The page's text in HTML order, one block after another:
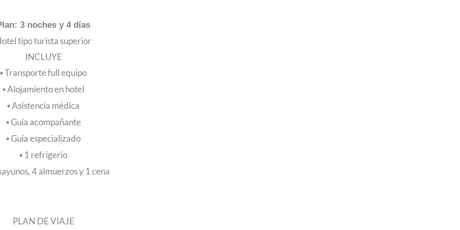
3 noches y 4 días
tipo turista superior
INCLUYE
•Transporte full equipo
•Alojamiento en hotel
•Asistencia médica
•Guía acompañante
•Guía especializado
• 1 refrigerio
4 almuerzos y 1 cena
PLAN DE VIAJE